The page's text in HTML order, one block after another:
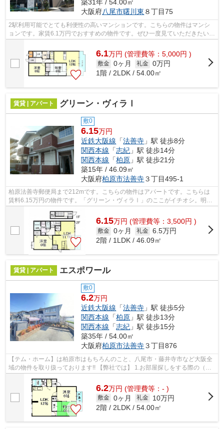
築31年 / 54.00㎡
大阪府八尾市曙川東 ８丁目75
2駅利用可能でとても利便性の高いマンションです。こちらの物件はマンシ
ョンです。家賃6.1万円でおすすめの物件です。ぜひ一度見ていただきたい、
「サニーコート浅井」です。テム・ホ...
6.1万円 (管理費等：5,000円 )
敷金 0ヶ月 礼金 0万円
1階 / 2LDK / 54.00㎡
賃貸 | アパート グリーン・ヴィラⅠ
敷0
6.15万円
近鉄大阪線 「法善寺 」駅 徒歩8分
関西本線 「志紀 」駅 徒歩14分
関西本線 「柏原 」駅 徒歩21分
築15年 / 46.09㎡
大阪府柏原市法善寺３丁目495-1
柏原法善寺郵便局まで212mです。こちらの物件はアパートです。こちらは
賃料6.15万円の物件です。「グリーン・ヴィラⅠ」のここがイチオシ。明る
6.15万円 (管理費等：3,500円 )
敷金 0ヶ月 礼金 6.5万円
2階 / 1LDK / 46.09㎡
賃貸 | アパート エスポワール
敷0
6.2万円
近鉄大阪線 「法善寺 」駅 徒歩5分
関西本線 「柏原 」駅 徒歩13分
関西本線 「志紀 」駅 徒歩15分
築35年 / 54.00㎡
大阪府柏原市法善寺３丁目876
【テム・ホーム】は柏原市はもちろんのこと、八尾市・藤井寺市など大阪全
域の物件を取り扱っております!! 【弊社では】 1.お部屋探しをする際の（不
6.2万円 (管理費等：- )
敷金 0ヶ月 礼金
10万円
2階 / 2LDK / 54.00㎡